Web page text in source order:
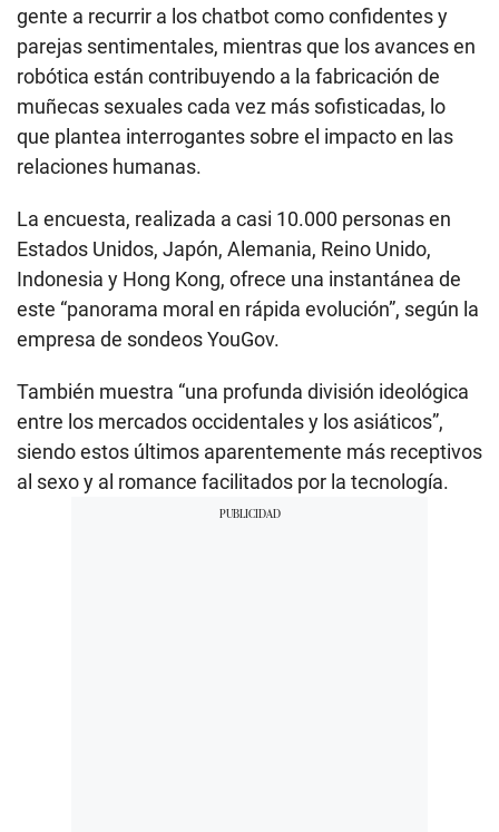
gente a recurrir a los chatbot como confidentes y
parejas sentimentales, mientras que los avances en
robótica están contribuyendo a la fabricación de
muñecas sexuales cada vez más sofisticadas, lo
que plantea interrogantes sobre el impacto en las
relaciones humanas.
La encuesta, realizada a casi 10.000 personas en
Estados Unidos, Japón, Alemania, Reino Unido,
Indonesia y Hong Kong, ofrece una instantánea de
este “panorama moral en rápida evolución”, según la
empresa de sondeos YouGov.
También muestra “una profunda división ideológica
entre los mercados occidentales y los asiáticos”,
siendo estos últimos aparentemente más receptivos
al sexo y al romance facilitados por la tecnología.